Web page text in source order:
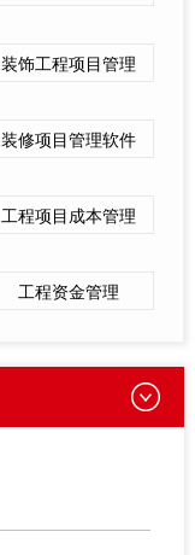
装饰工程项目管理
装修项目管理软件
工程项目成本管理
工程资金管理